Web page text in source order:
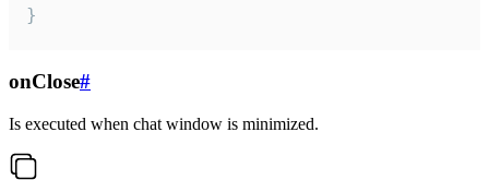
}
onClose#
Is executed when chat window is minimized.